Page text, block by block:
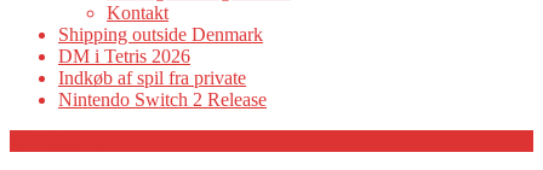
Kontakt
Shipping outside Denmark
DM i Tetris 2026
Indkøb af spil fra private
Nintendo Switch 2 Release